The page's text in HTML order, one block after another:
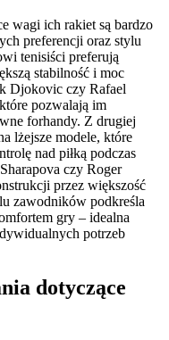
wagi ich rakiet są bardzo
preferencji oraz stylu
tenisiści preferują
stabilność i moc
Djokovic czy Rafael
pozwalają im
forhandy. Z drugiej
lżejsze modele, które
nad piłką podczas
czy Roger
przez większość
zawodników podkreśla
gry – idealna
potrzeb
dotyczące